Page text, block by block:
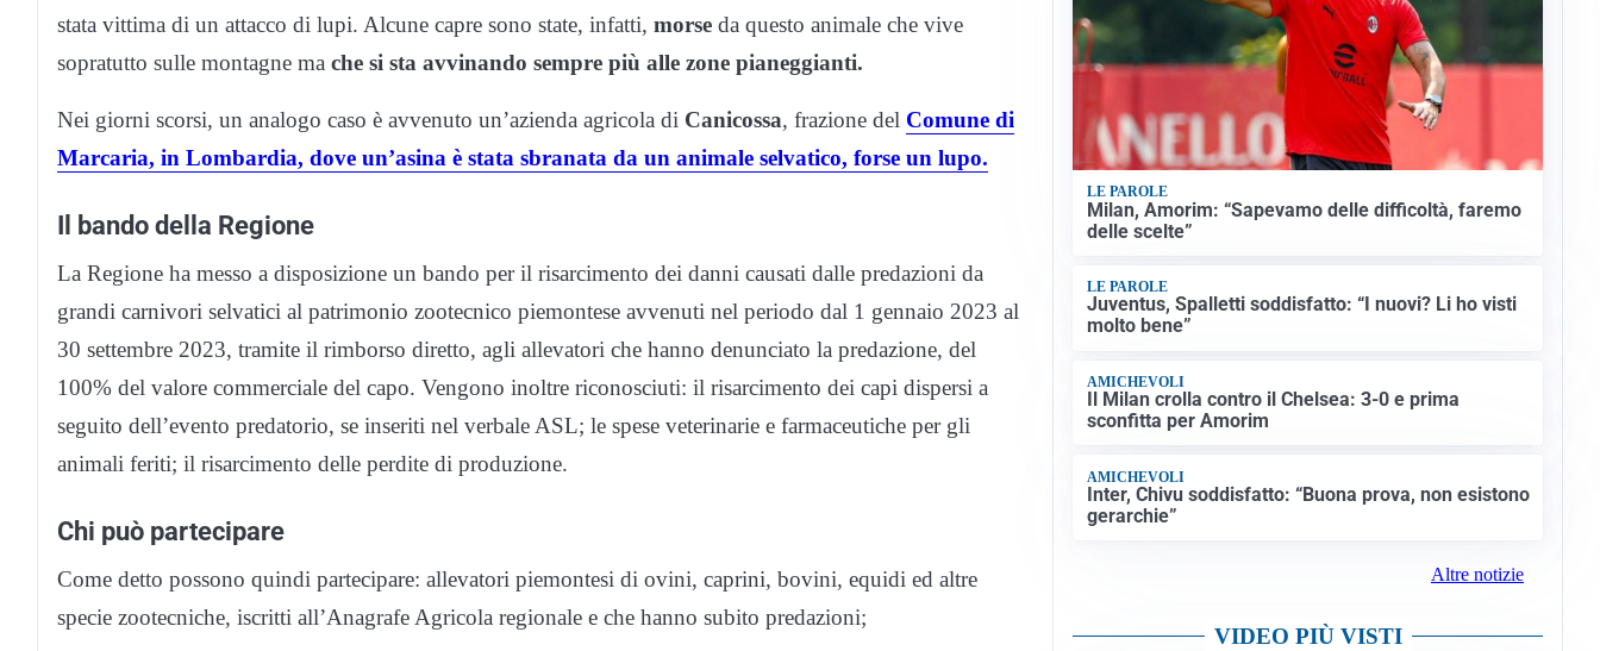
stata vittima di un attacco di lupi. Alcune capre sono state, infatti, morse da questo animale che vive
sopratutto sulle montagne ma che si sta avvinando sempre più alle zone pianeggianti.
Nei giorni scorsi, un analogo caso è avvenuto un’azienda agricola di Canicossa, frazione del Comune di
Marcaria, in Lombardia, dove un’asina è stata sbranata da un animale selvatico, forse un lupo.
Il bando della Regione
La Regione ha messo a disposizione un bando per il risarcimento dei danni causati dalle predazioni da
grandi carnivori selvatici al patrimonio zootecnico piemontese avvenuti nel periodo dal 1 gennaio 2023 al
30 settembre 2023, tramite il rimborso diretto, agli allevatori che hanno denunciato la predazione, del
100% del valore commerciale del capo. Vengono inoltre riconosciuti: il risarcimento dei capi dispersi a
seguito dell’evento predatorio, se inseriti nel verbale ASL; le spese veterinarie e farmaceutiche per gli
animali feriti; il risarcimento delle perdite di produzione.
Chi può partecipare
Come detto possono quindi partecipare: allevatori piemontesi di ovini, caprini, bovini, equidi ed altre
specie zootecniche, iscritti all’Anagrafe Agricola regionale e che hanno subito predazioni;
LE PAROLE
Milan, Amorim: “Sapevamo delle difficoltà, faremo
delle scelte”
LE PAROLE
Juventus, Spalletti soddisfatto: “I nuovi? Li ho visti
molto bene”
AMICHEVOLI
Il Milan crolla contro il Chelsea: 3-0 e prima
sconfitta per Amorim
AMICHEVOLI
Inter, Chivu soddisfatto: “Buona prova, non esistono
gerarchie”
Altre notizie
VIDEO PIÙ VISTI